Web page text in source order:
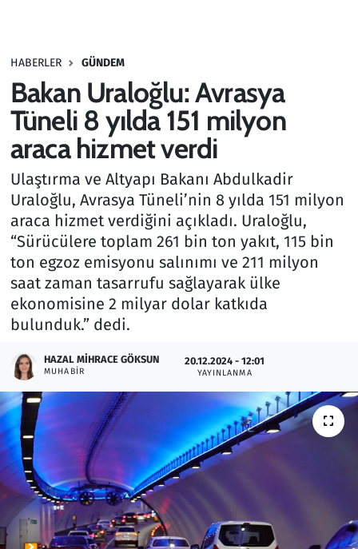
HABERLER GÜNDEM
Bakan Uraloğlu: Avrasya
Tüneli 8 yılda 151 milyon
araca hizmet verdi
Ulaştırma ve Altyapı Bakanı Abdulkadir
Uraloğlu, Avrasya Tüneli’nin 8 yılda 151 milyon
araca hizmet verdiğini açıkladı. Uraloğlu,
“Sürücülere toplam 261 bin ton yakıt, 115 bin
ton egzoz emisyonu salınımı ve 211 milyon
saat zaman tasarrufu sağlayarak ülke
ekonomisine 2 milyar dolar katkıda
bulunduk.” dedi.
HAZAL MIHRACE GÖKSUN
MUHABIR
20.12.2024 - 12:01
YAYINLANMA
Haber
Kültür Sanat
Kurumsal Haberler
Lezzet Durağı
Memur ve Kamu
Otomobil
Oyun
Ramazan
Resmi İlanlar
Rüya Tabirleri
Sağlık
Savunma Sanayi